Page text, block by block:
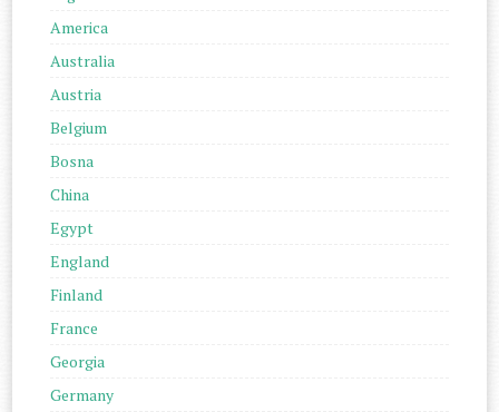
America
Australia
Austria
Belgium
Bosna
China
Egypt
England
Finland
France
Georgia
Germany